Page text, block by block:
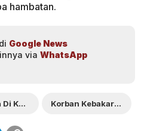
hambatan.
Google News
via WhatsApp
Kebakaran Di Kemayoran Korban Kebakaran Gedung Terra Drone